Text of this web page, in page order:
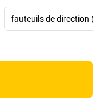
à la fois
fauteuils de direction